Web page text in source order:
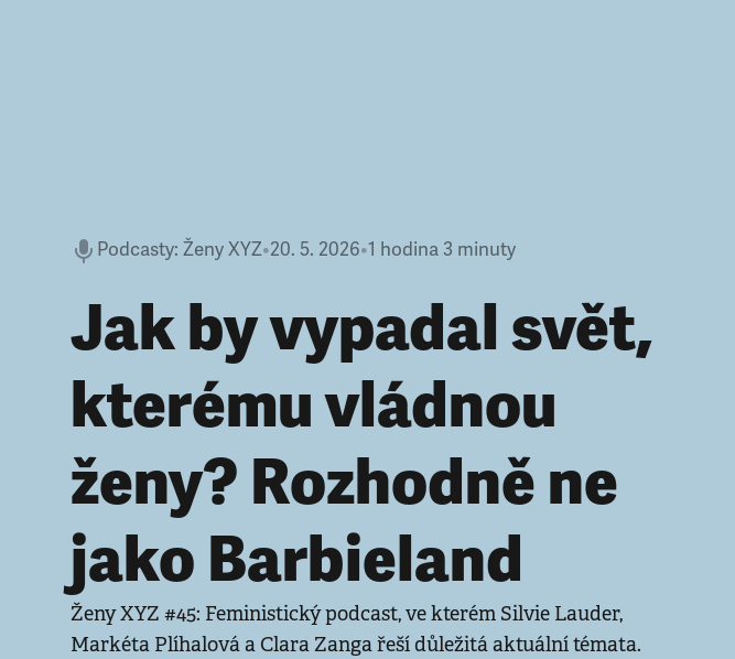
Podcasty: Ženy XYZ•20. 5. 2026•1 hodina 3 minuty
Jak by vypadal svět,
kterému vládnou
ženy? Rozhodně ne
jako Barbieland
Ženy XYZ #45: Feministický podcast, ve kterém Silvie Lauder,
Markéta Plíhalová a Clara Zanga řeší důležitá aktuální témata.